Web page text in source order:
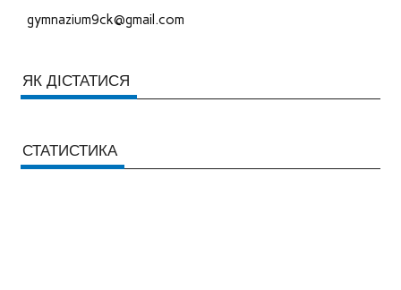
gymnazium9ck@gmail.com
ЯК ДІСТАТИСЯ
СТАТИСТИКА